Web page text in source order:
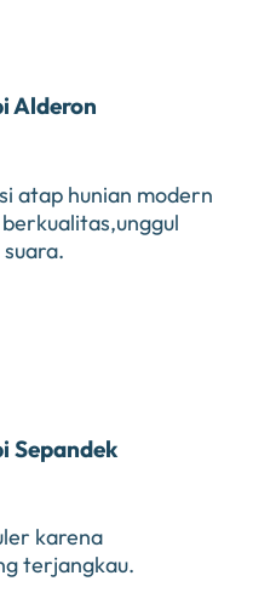
Alderon
atap hunian modern
Sepandek
karena
terjangkau.